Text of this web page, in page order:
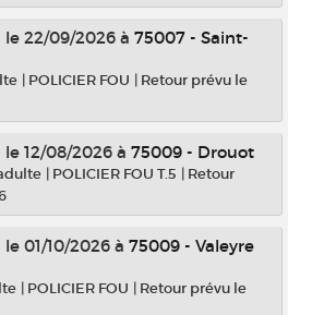
22/09/2026 à 75007 - Saint-
| POLICIER FOU | Retour prévu le
12/08/2026 à 75009 - Drouot
| POLICIER FOU T.5 | Retour
01/10/2026 à 75009 - Valeyre
| POLICIER FOU | Retour prévu le